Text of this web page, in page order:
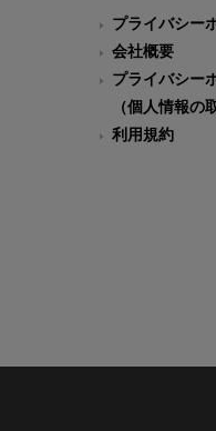
プライバシー
会社概要
プライバシー
（個人情報の
利用規約